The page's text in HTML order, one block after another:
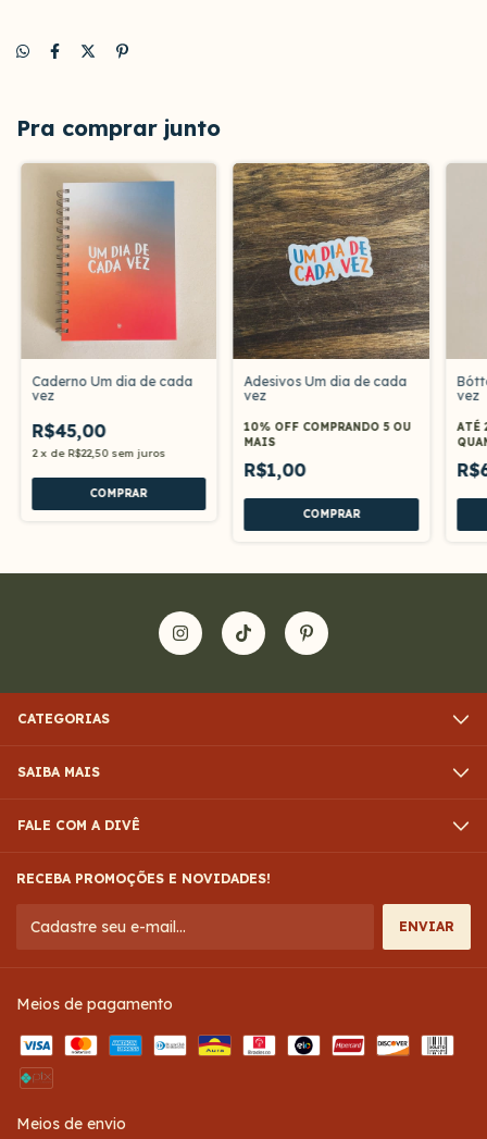
Pra comprar junto
Caderno Um dia de cada
vez
R$45,00
2 x de R$22,50 sem juros
COMPRAR
Adesivos Um dia de cada
vez
10% OFF COMPRANDO 5 OU
MAIS
R$1,00
COMPRAR
vez
ATÉ
CATEGORIAS
SAIBA MAIS
FALE COM A DIVÊ
RECEBA PROMOÇÕES E NOVIDADES!
Meios de pagamento
Meios de envio